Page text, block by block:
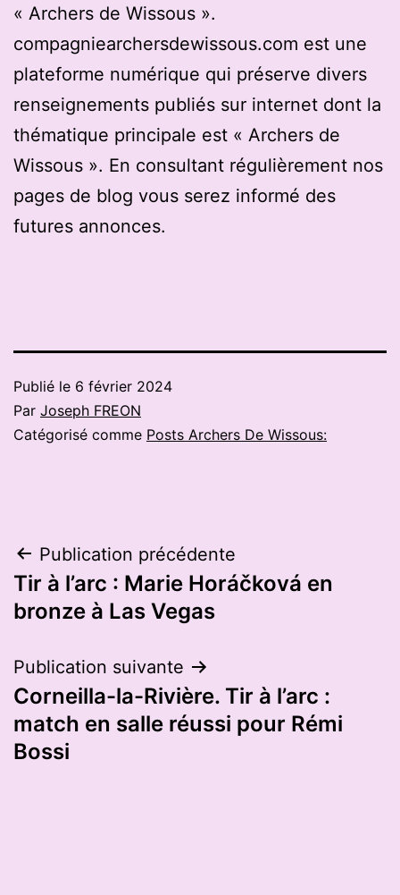
« Archers de Wissous ».
compagniearchersdewissous.com est une
plateforme numérique qui préserve divers
renseignements publiés sur internet dont la
thématique principale est « Archers de
Wissous ». En consultant régulièrement nos
pages de blog vous serez informé des
futures annonces.
Publié le 6 février 2024
Par Joseph FREON
Catégorisé comme Posts Archers De Wissous:
Navigation
de
Publication précédente
Tir à l’arc : Marie Horáčková en
bronze à Las Vegas
Publication suivante
Corneilla-la-Rivière. Tir à l’arc :
match en salle réussi pour Rémi
Bossi